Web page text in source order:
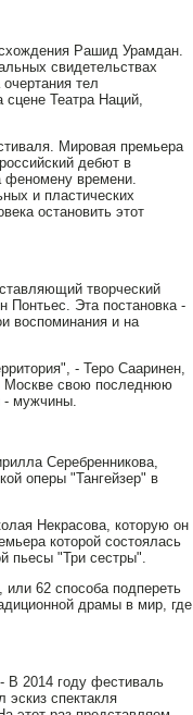
Рашид Урамдан.
свидетельствах
тел
сцене Театра Наций,
Мировая премьера
дебют в
феномену времени.
и пластических
остановить этот
творческий
Понтьес. Эта постановка -
воспоминания и на
- Теро Сааринен,
Москве свою последнюю
- мужчины.
Серебренникова,
оперы "Тангейзер" в
Некрасова, которую он
которой состоялась
пьесы "Три сестры".
или 62 способа подпереть
драмы в мир, где
В 2014 году фестиваль
эскиз спектакля